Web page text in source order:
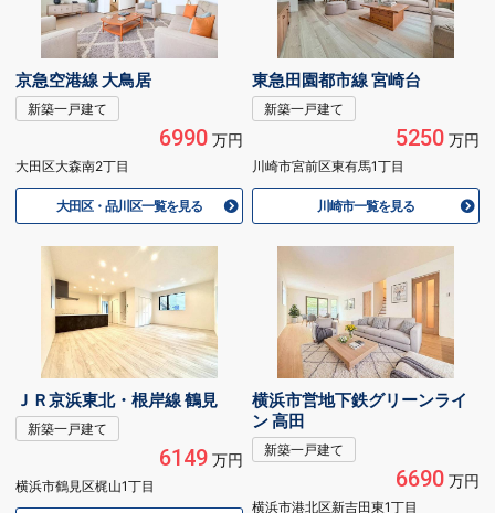
京急空港線 大鳥居
新築一戸建て
6990万円
大田区大森南2丁目
大田区・品川区一覧を見る
東急田園都市線 宮崎台
新築一戸建て
5250万円
川崎市宮前区東有馬1丁目
川崎市一覧を見る
ＪＲ京浜東北・根岸線 鶴見
新築一戸建て
6149万円
横浜市鶴見区梶山1丁目
横浜市営地下鉄グリーンライ
ン 高田
新築一戸建て
6690万円
横浜市港北区新吉田東1丁目